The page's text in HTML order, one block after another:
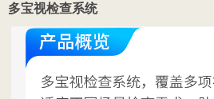
多宝视检查系统